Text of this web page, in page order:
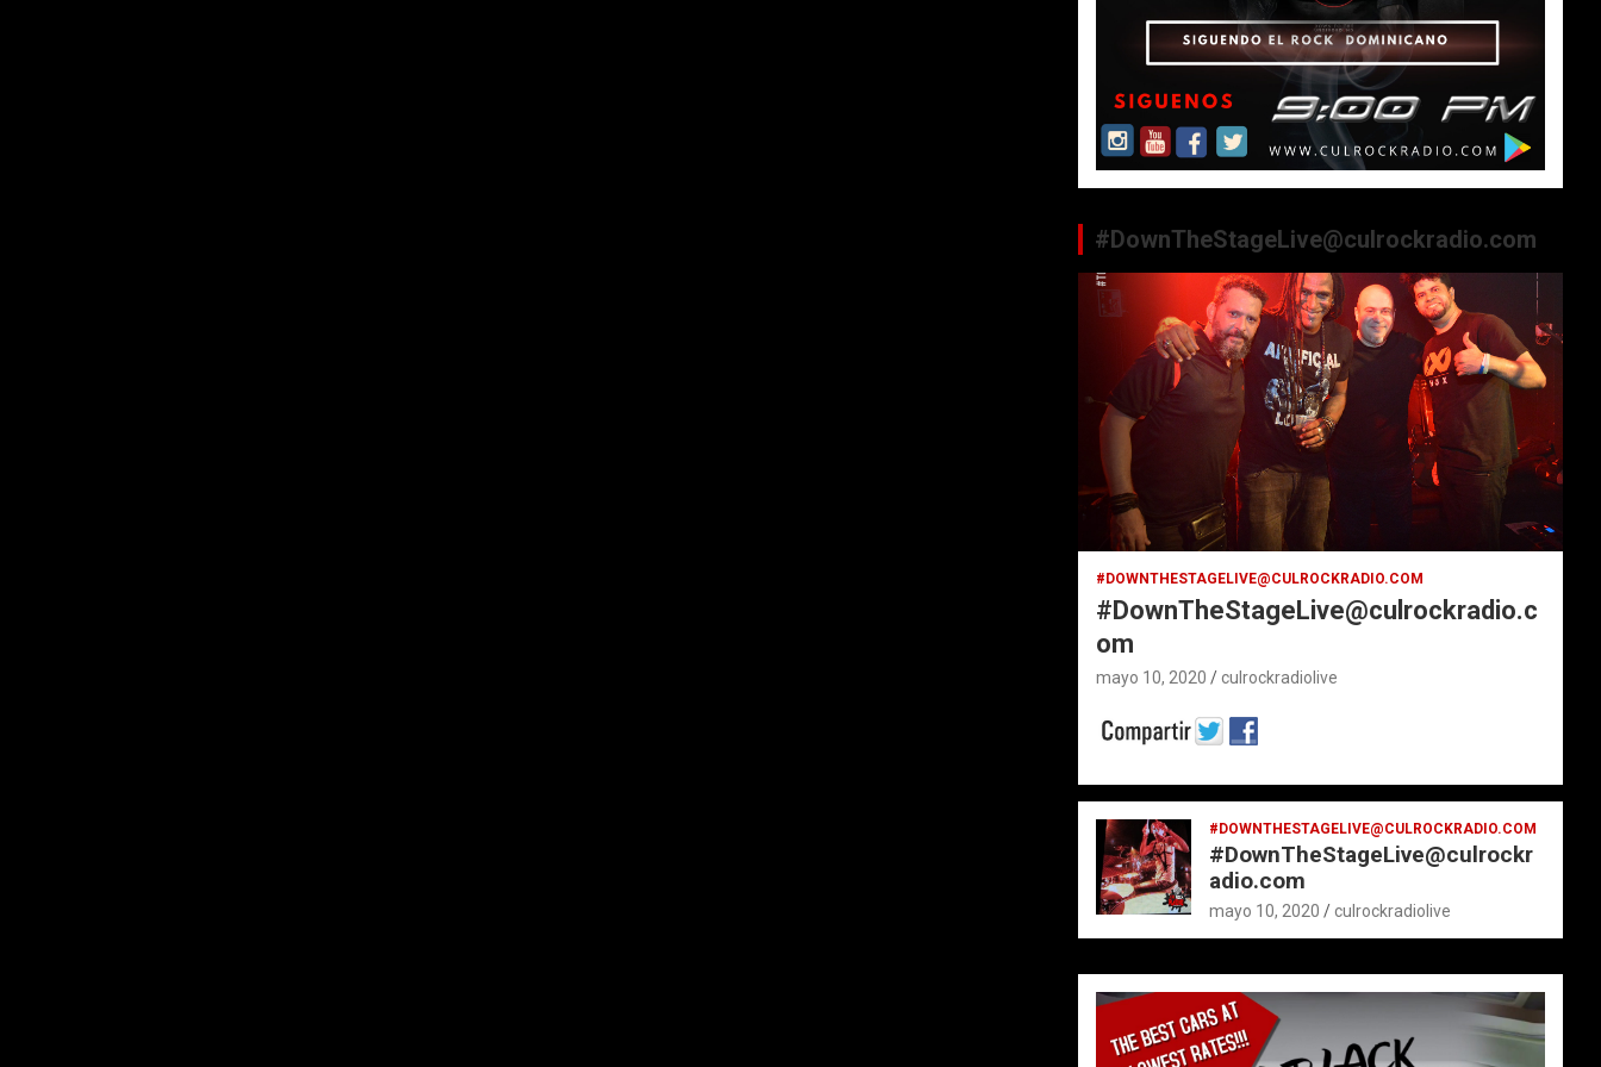
#DownTheStageLive@culrockradio.com
#DOWNTHESTAGELIVE@CULROCKRADIO.COM
#DownTheStageLive@culrockradio.c
om
mayo 10, 2020 culrockradiolive
#DOWNTHESTAGELIVE@CULROCKRADIO.COM
#DownTheStageLive@culrockr
adio.com
mayo 10, 2020 culrockradiolive